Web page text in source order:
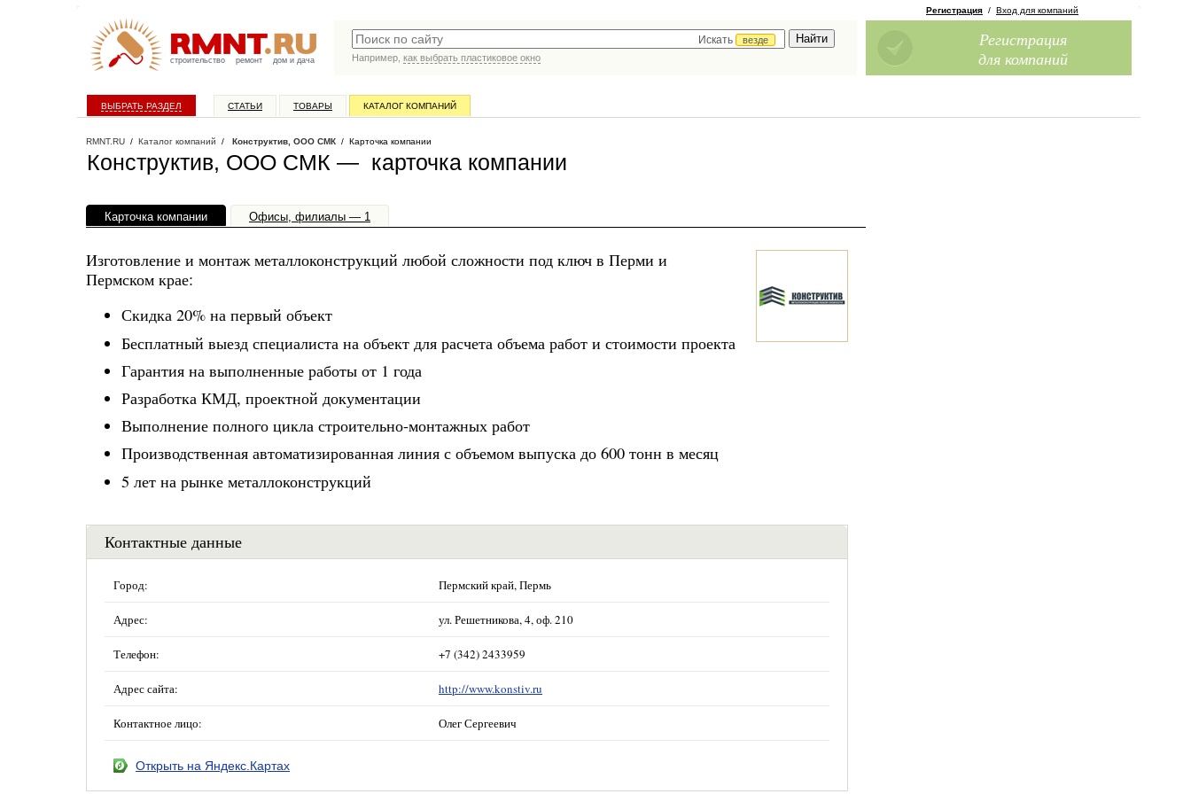
строительство ремонт дом и дача
Искать
везде
Например, как выбрать пластиковое окно
Регистрация / Вход для компаний
Регистрация
для компаний
ВЫБРАТЬ РАЗДЕЛ СТАТЬИ ТОВАРЫ КАТАЛОГ КОМПАНИЙ
RMNT.RU / Каталог компаний / Конструктив, ООО СМК / Карточка компании
Конструктив, ООО СМК — карточка компании
Карточка компании Офисы, филиалы — 1
Изготовление и монтаж металлоконструкций любой сложности под ключ в Перми и
Пермском крае:
Скидка 20% на первый объект
Бесплатный выезд специалиста на объект для расчета объема работ и стоимости проекта
Гарантия на выполненные работы от 1 года
Разработка КМД, проектной документации
Выполнение полного цикла строительно-монтажных работ
Производственная автоматизированная линия с объемом выпуска до 600 тонн в месяц
5 лет на рынке металлоконструкций
Контактные данные
Город: Пермский край, Пермь
Адрес: ул. Решетникова, 4, оф. 210
Телефон: +7 (342) 2433959
Адрес сайта: http://www.konstiv.ru
Контактное лицо: Олег Сергеевич
Открыть на Яндекс.Картах